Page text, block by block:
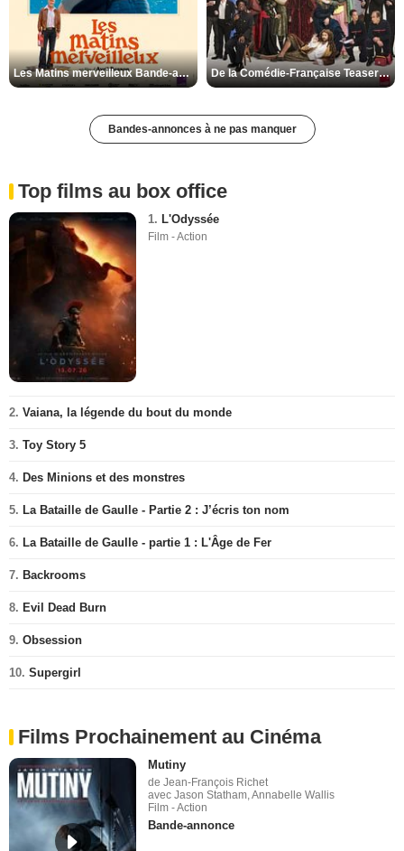
Les Matins merveilleux Bande-annonce VF De la Comédie-Française Teaser VF
Bandes-annonces à ne pas manquer
Top films au box office
1. L'Odyssée
Film - Action
2. Vaiana, la légende du bout du monde
3. Toy Story 5
4. Des Minions et des monstres
5. La Bataille de Gaulle - Partie 2 : J’écris ton nom
6. La Bataille de Gaulle - partie 1 : L'Âge de Fer
7. Backrooms
8. Evil Dead Burn
9. Obsession
10. Supergirl
Films Prochainement au Cinéma
Mutiny
de Jean-François Richet
avec Jason Statham, Annabelle Wallis
Film - Action
Bande-annonce